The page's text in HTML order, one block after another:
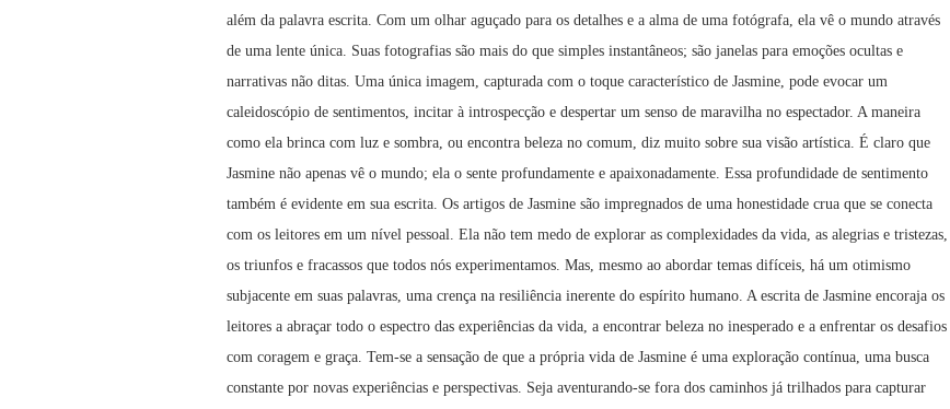
além da palavra escrita. Com um olhar aguçado para os detalhes e a alma de uma fotógrafa, ela vê o mundo através
de uma lente única. Suas fotografias são mais do que simples instantâneos; são janelas para emoções ocultas e
narrativas não ditas. Uma única imagem, capturada com o toque característico de Jasmine, pode evocar um
caleidoscópio de sentimentos, incitar à introspecção e despertar um senso de maravilha no espectador. A maneira
como ela brinca com luz e sombra, ou encontra beleza no comum, diz muito sobre sua visão artística. É claro que
Jasmine não apenas vê o mundo; ela o sente profundamente e apaixonadamente. Essa profundidade de sentimento
também é evidente em sua escrita. Os artigos de Jasmine são impregnados de uma honestidade crua que se conecta
com os leitores em um nível pessoal. Ela não tem medo de explorar as complexidades da vida, as alegrias e tristezas,
os triunfos e fracassos que todos nós experimentamos. Mas, mesmo ao abordar temas difíceis, há um otimismo
subjacente em suas palavras, uma crença na resiliência inerente do espírito humano. A escrita de Jasmine encoraja os
leitores a abraçar todo o espectro das experiências da vida, a encontrar beleza no inesperado e a enfrentar os desafios
com coragem e graça. Tem-se a sensação de que a própria vida de Jasmine é uma exploração contínua, uma busca
constante por novas experiências e perspectivas. Seja aventurando-se fora dos caminhos já trilhados para capturar